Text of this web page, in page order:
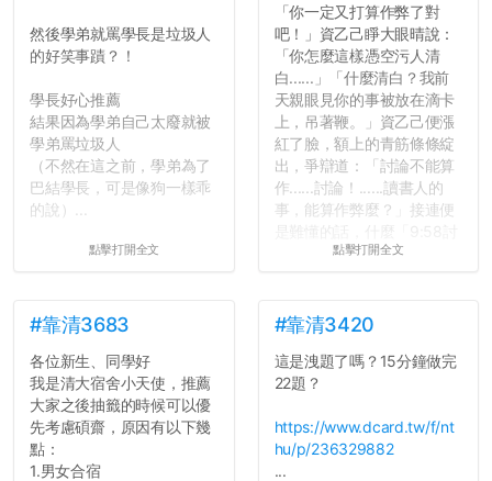
然後學弟就罵學長是垃圾人
的好笑事蹟？！
學長好心推薦
結果因為學弟自己太廢就被
學弟罵垃圾人
（不然在這之前，學弟為了
巴結學長，可是像狗一樣乖
的說）...
點擊打開全文
「你一定又打算作弊了對
吧！」資乙己睜大眼晴說：
「你怎麼這樣憑空污人清
白......」「什麼清白？我前
天親眼見你的事被放在滴卡
上，吊著鞭。」資乙己便漲
紅了臉，額上的青筋條條綻
出，爭辯道：「討論不能算
作......討論！......讀書人的
事，能算作弊麼？」接連便
論考題難度」，什麼「名譽
的空氣。...
點擊打開全文
#靠清3683
各位新生、同學好
我是清大宿舍小天使，推薦
大家之後抽籤的時候可以優
先考慮碩齋，原因有以下幾
點：
1.男女合宿
#靠清3420
這是洩題了嗎？15分鐘做完
22題？
https://www.dcard.tw/f/nt
hu/p/236329882
...